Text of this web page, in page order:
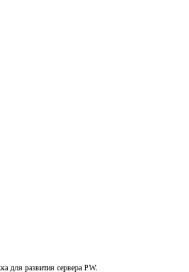
для развития сервера PW.